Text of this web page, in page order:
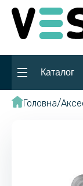
Каталог
Головна